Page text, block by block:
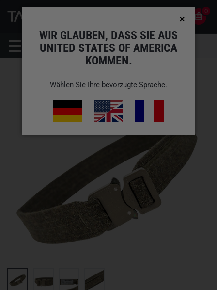
0
WIR GLAUBEN, DASS SIE AUS
UNITED STATES OF AMERICA
KOMMEN.
Wählen Sie Ihre bevorzugte Sprache.